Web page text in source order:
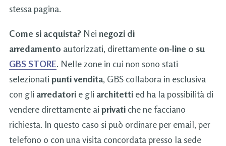
stessa pagina.
Come si acquista? Nei negozi di
arredamento autorizzati, direttamente on-line o su
GBS STORE. Nelle zone in cui non sono stati
selezionati punti vendita, GBS collabora in esclusiva
con gli arredatori e gli architetti ed ha la possibilità di
vendere direttamente ai privati che ne facciano
richiesta. In questo caso si può ordinare per email, per
telefono o con una visita concordata presso la sede